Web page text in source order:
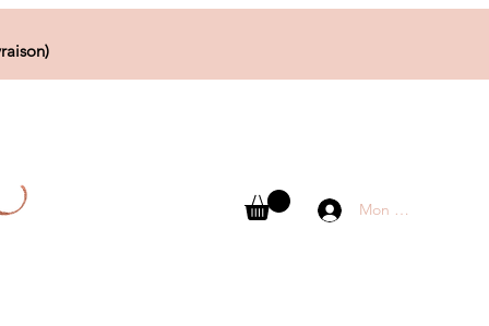
Mon compte